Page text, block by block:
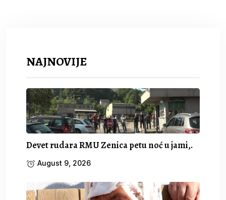
NAJNOVIJE
Devet rudara RMU Zenica petu noć u jami,.
August 9, 2026